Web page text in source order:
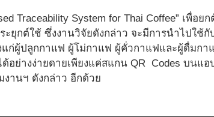
Traceability System for Thai Coffee” เพื่อยก
ยุกต์ใช้ ซึ่งงานวิจัยดังกล่าว จะมีการนำไปใช้กั
ก่ผู้ปลูกกาแฟ ผู้โม่กาแฟ ผู้คั่วกาแฟและผู้ดื่มกา
ย่างง่ายดายเพียงแค่สแกน QR Codes บนแอ
งานฯ ดังกล่าว อีกด้วย